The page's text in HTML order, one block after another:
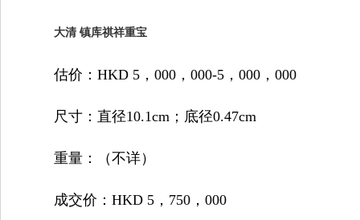
大清 镇库祺祥重宝
估价：HKD 5，000，000-5，000，000
尺寸：直径10.1cm；底径0.47cm
重量：（不详）
成交价：HKD 5，750，000